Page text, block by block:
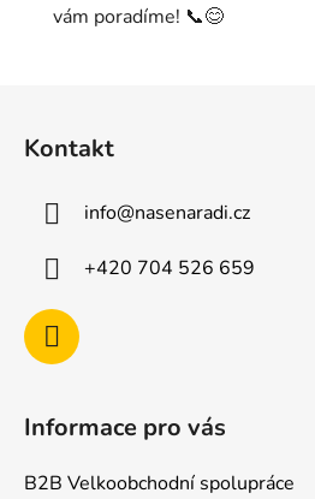
vám poradíme! 📞😊
Kontakt
info@nasenaradi.cz
+420 704 526 659
Informace pro vás
B2B Velkoobchodní spolupráce